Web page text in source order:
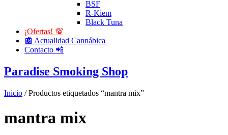
BSF
R-Kiem
Black Tuna
¡Ofertas! 💯
📰 Actualidad Cannábica
Contacto 📲
Paradise Smoking Shop
Inicio / Productos etiquetados “mantra mix”
mantra mix